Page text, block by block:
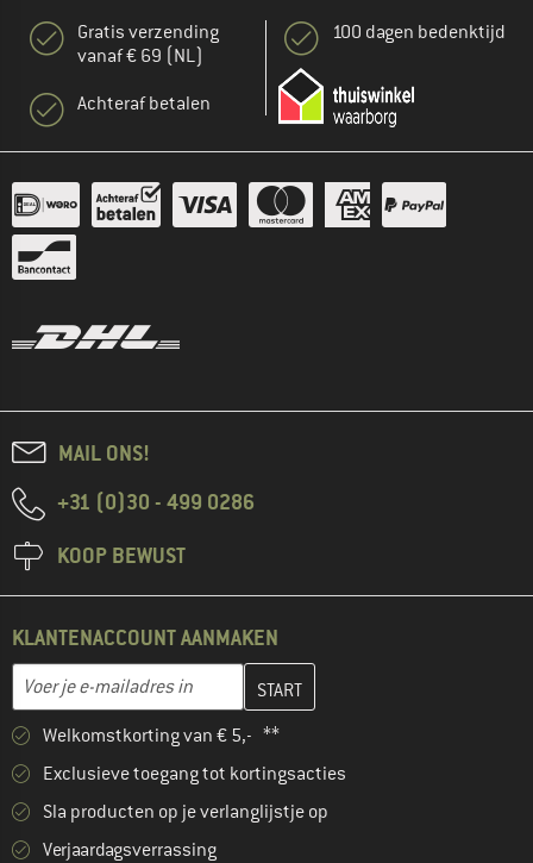
Gratis verzending
vanaf € 69 (NL)
Achteraf betalen
100 dagen bedenktijd
MAIL ONS!
+31 (0)30 - 499 0286
KOOP BEWUST
KLANTENACCOUNT AANMAKEN
Voer je e-mailadres in
Vul je e-mailadres hier in en maak in de volgende stap je
Welkomstkorting van € 5,- **
Exclusieve toegang tot kortingsacties
Sla producten op je verlanglijstje op
Verjaardagsverrassing